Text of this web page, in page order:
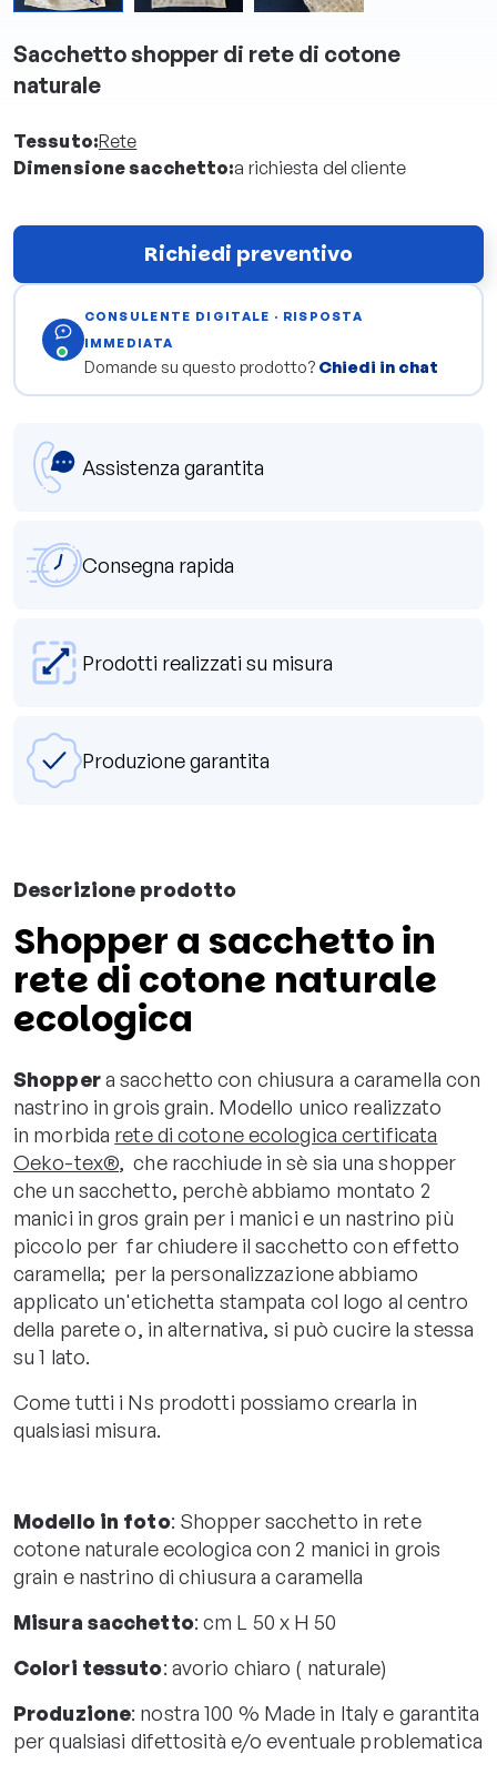
Sacchetto shopper di rete di cotone
naturale
Tessuto:Rete
Dimensione sacchetto:a richiesta del cliente
Richiedi preventivo
CONSULENTE DIGITALE · RISPOSTA
IMMEDIATA
Domande su questo prodotto? Chiedi in chat
Assistenza garantita
Consegna rapida
Prodotti realizzati su misura
Produzione garantita
Descrizione prodotto
Shopper a sacchetto in
rete di cotone naturale
ecologica
Shoppera sacchetto con chiusura a caramella con
nastrino in grois grain. Modello unico realizzato
in morbida rete di cotone ecologica certificata
Oeko-tex®, che racchiude in sè sia una shopper
che un sacchetto, perchè abbiamo montato 2
manici in gros grain per i manici e un nastrino più
piccolo per far chiudere il sacchetto con effetto
caramella; per la personalizzazione abbiamo
applicato un'etichetta stampata col logo al centro
della parete o, in alternativa, si può cucire la stessa
su 1 lato.
Come tutti i Ns prodotti possiamo crearla in
qualsiasi misura.
Modello in foto: Shopper sacchetto in rete
cotone naturale ecologica con 2 manici in grois
grain e nastrino di chiusura a caramella
Misura sacchetto: cm L 50 x H 50
Colori tessuto: avorio chiaro ( naturale)
Produzione: nostra 100 % Made in Italy e garantita
per qualsiasi difettosità e/o eventuale problematica